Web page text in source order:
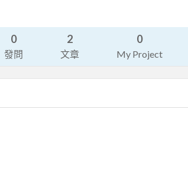
0
發問
2
文章
0
My Project